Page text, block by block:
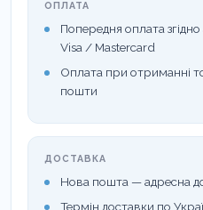
COCOYL GLUTAMATE,
SODIUM FLUORIDE,
ДИТЯЧА ЗУБНА ПАСТА
Вміст фтору: 1000 PPM
ОПЛАТА
Попередня оплата
Visa / Mastercard
Оплата при отриманні
пошти
ДОСТАВКА
Нова пошта — адресна
Термін доставки по